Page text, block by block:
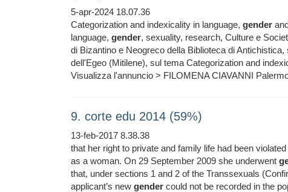
5-apr-2024 18.07.36
Categorization and indexicality in language, gender
language, gender, sexuality, research, Culture e
di Bizantino e Neogreco della Biblioteca di
dell'Egeo (Mitilene), sul tema Categorization and
Visualizza l'annuncio > FILOMENA CIAVANNI
9. corte edu 2014 (59%)
13-feb-2017 8.38.38
that her right to private and family life had been
as a woman. On 29 September 2009 she underwent
that, under sections 1 and 2 of the Transsexuals
applicant’s new gender could not be recorded in the